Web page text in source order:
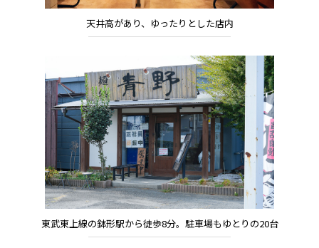
天井高があり、ゆったりとした店内
東武東上線の鉢形駅から徒歩8分。駐車場もゆとりの20台